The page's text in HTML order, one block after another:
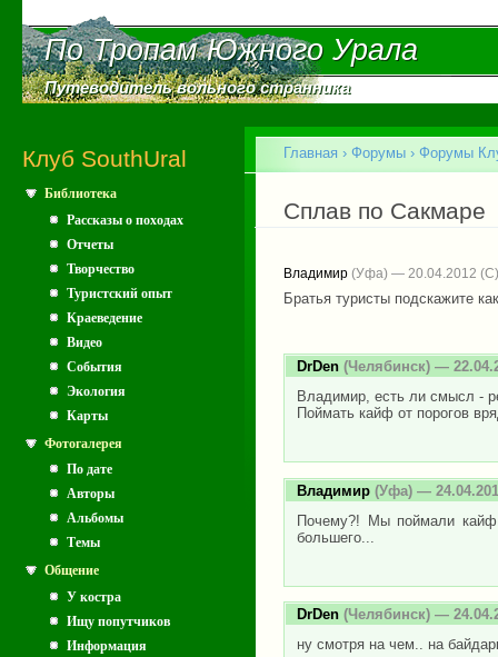
По Тропам Южного Урала
По Тропам Южного Урала
Путеводитель вольного странника
Путеводитель вольного странника
Клуб SouthUral
Библиотека
Рассказы о походах
Отчеты
Творчество
Туристский опыт
Краеведение
Видео
События
Экология
Карты
Фотогалерея
По дате
Авторы
Альбомы
Темы
Общение
У костра
Ищу попутчиков
Информация
Вы здесь
Главная › Форумы › Форумы
Сплав по Сакмаре
Владимир (Уфа) — 20.04.2012
Братья туристы подскажите
DrDen (Челябинск) —
Владимир, есть ли смысл -
Поймать кайф от порогов
Владимир (Уфа) —
Почему?! Мы поймали кайф
большего...
DrDen (Челябинск) —
ну смотря на чем.. на